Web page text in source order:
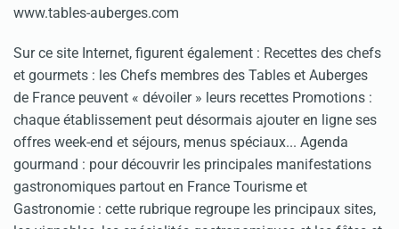
www.tables-auberges.com
Sur ce site Internet, figurent également : Recettes des chefs
et gourmets : les Chefs membres des Tables et Auberges
de France peuvent « dévoiler » leurs recettes Promotions :
chaque établissement peut désormais ajouter en ligne ses
offres week-end et séjours, menus spéciaux... Agenda
gourmand : pour découvrir les principales manifestations
gastronomiques partout en France Tourisme et
Gastronomie : cette rubrique regroupe les principaux sites,